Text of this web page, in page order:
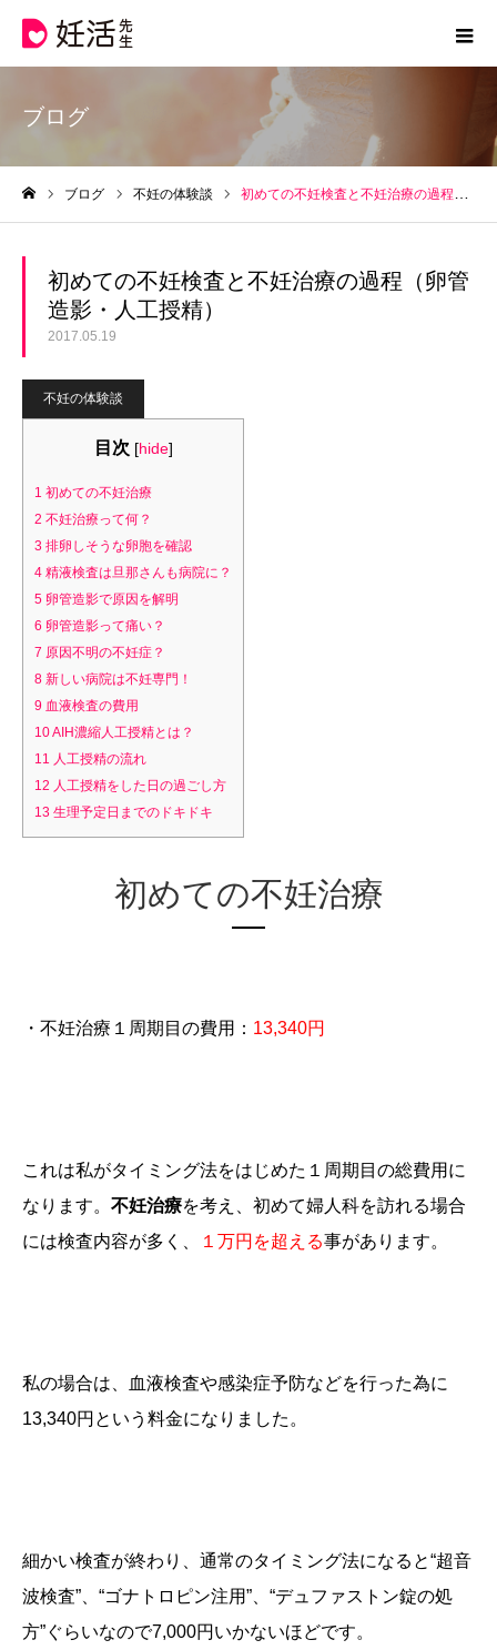
ブログ
ブログ 不妊の体験談 初めての不妊検査と不妊治療の過程（卵管造影・人工授精）
初めての不妊検査と不妊治療の過程（卵管
造影・人工授精）
2017.05.19
不妊の体験談
目次 [hide]
1 初めての不妊治療
2 不妊治療って何？
3 排卵しそうな卵胞を確認
4 精液検査は旦那さんも病院に？
5 卵管造影で原因を解明
6 卵管造影って痛い？
7 原因不明の不妊症？
8 新しい病院は不妊専門！
9 血液検査の費用
10AIH濃縮人工授精とは？
11 人工授精の流れ
12 人工授精をした日の過ごし方
13 生理予定日までのドキドキ
初めての不妊治療
・不妊治療１周期目の費用： 13,340円
これは私がタイミング法をはじめた１周期目の総費用に
なります。 不妊治療を考え、初めて婦人科を訪れる場合
には検査内容が多く、
１万円を超える事があります。
私の場合は、血液検査や感染症予防などを行った為に
13,340円という料金になりました。
細かい検査が終わり、通常のタイミング法になると“超音
波検査”、“ゴナトロピン注用”、“デュファストン錠の処
方”ぐらいなので7,000円いかないほどです。